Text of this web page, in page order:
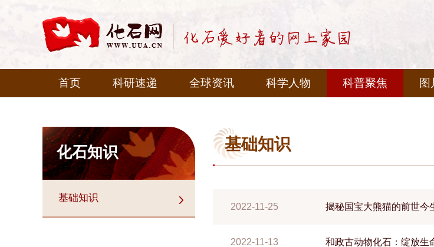
首页 科研速递 全球资讯 科学人物 科普聚焦 图
化石知识
基础知识
基础知识
2022-11-25 揭秘国宝大熊猫的前世今
2022-11-13 和政古动物化石：绽放生